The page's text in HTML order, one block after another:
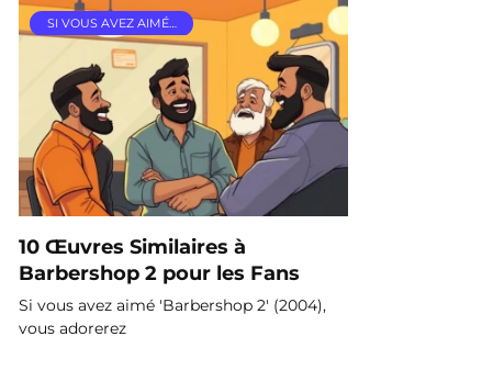
SI VOUS AVEZ AIMÉ…
10 Œuvres Similaires à
Barbershop 2 pour les Fans
Si vous avez aimé 'Barbershop 2' (2004),
vous adorerez